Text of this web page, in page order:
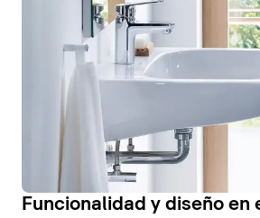
Funcionalidad y diseño en